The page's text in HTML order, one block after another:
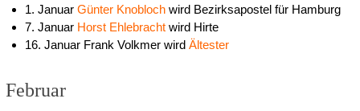
1. JanuarGünter Knobloch wird Bezirksapostel für Hamburg
7. Januar Horst Ehlebracht wird Hirte
16. Januar Frank Volkmer wirdÄltester
Februar